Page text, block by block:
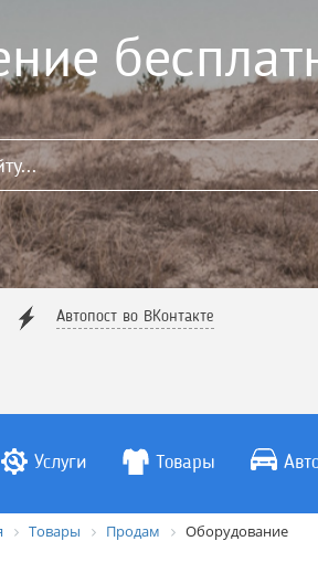
Автопост во ВКонтакте
Услуги Товары
Товары Продам Оборудование